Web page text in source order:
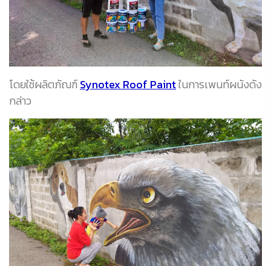
โดยใช้ผลิตภัณฑ์Synotex Roof Paintในการเพนท์ผนังดัง
กล่าว